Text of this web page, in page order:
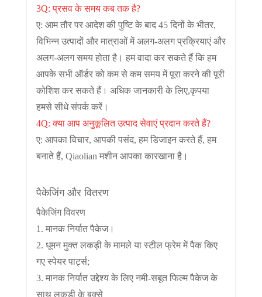
3Q: प्रसव के समय कब तक है?
ए: आम तौर पर आदेश की पुष्टि के बाद 45 दिनों के भीतर,
विभिन्न उत्पादों और मात्राओं में अलग-अलग प्रक्रियाएं और
अलग-अलग समय होता है। हम वादा कर सकते हैं कि हम
आपके सभी ऑर्डर को कम से कम समय में पूरा करने की पूरी
कोशिश कर सकते हैं। अधिक जानकारी के लिए,कृपया
हमसे सीधे संपर्क करें।
4Q: क्या आप अनुकूलित उत्पाद सेवाएं प्रदान करते हैं?
ए: आपका विचार, आपकी पसंद, हम डिजाइन करते हैं, हम
बनाते हैं, Qiaolian मशीन आपका कारखाना है।
पैकेजिंग और वितरण
पैकेजिंग विवरण
1. मानक निर्यात पैकेज।
2. धूमन मुक्त लकड़ी के मामले या स्टील फ्रेम में पैक किए
गए स्पेयर पार्ट्स;
3. मानक निर्यात उद्देश्य के लिए नमी-सबूत फिल्म पैकेज के
साथ लकड़ी के बक्से